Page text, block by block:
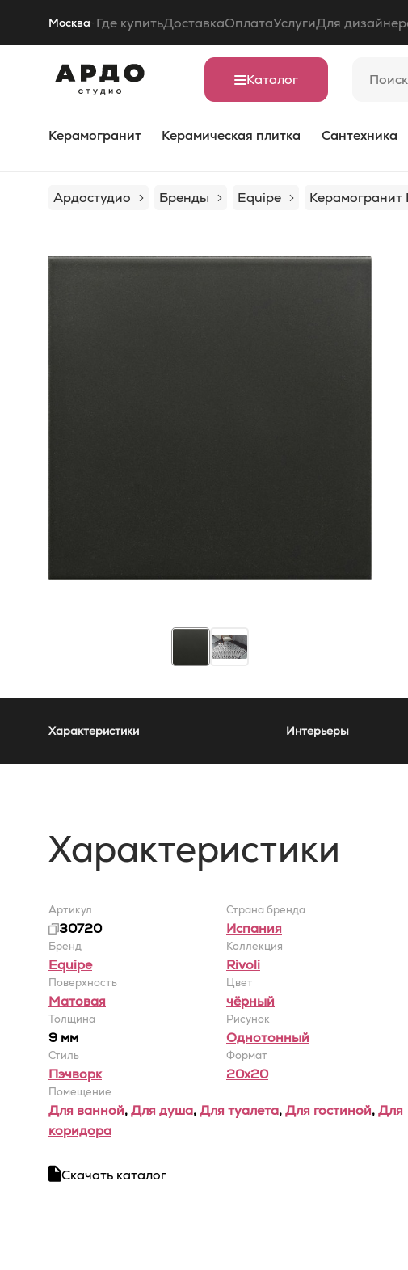
Москва Где купитьДоставкаОплатаУслугиДля
Каталог
Керамогранит Керамическая плитка Сантехника
Ардостудио Бренды Equipe Керамогранит
Характеристики Интерьеры
Характеристики
Артикул
30720
Страна бренда
Испания
Бренд
Equipe
Коллекция
Rivoli
Поверхность
Матовая
Цвет
чёрный
Толщина
9 мм
Рисунок
Однотонный
Стиль
Пэчворк
Формат
20x20
Помещение
Для ванной,Для душа,Для туалета,Для гостиной,Для
коридора
Скачать каталог